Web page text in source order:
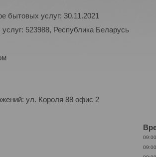
бытовых услуг: 30.11.2021
523988, Республика Беларусь
ул. Короля 88 офис 2